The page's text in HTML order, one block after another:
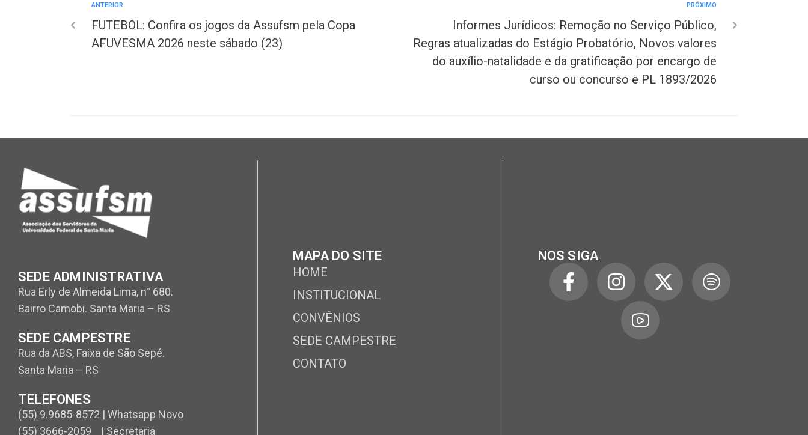
ANTERIOR
FUTEBOL: Confira os jogos da Assufsm pela Copa
AFUVESMA 2026 neste sábado (23)
PRÓXIMO
Informes Jurídicos: Remoção no Serviço Público,
Regras atualizadas do Estágio Probatório, Novos valores
do auxílio-natalidade e da gratificação por encargo de
curso ou concurso e PL 1893/2026
SEDE ADMINISTRATIVA
Rua Erly de Almeida Lima, n° 680.
Bairro Camobi. Santa Maria – RS
SEDE CAMPESTRE
Rua da ABS, Faixa de São Sepé.
Santa Maria – RS
TELEFONES
(55) 9.9685-8572 | Whatsapp Novo
(55) 3666-2059 | Secretaria
MAPA DO SITE
HOME
INSTITUCIONAL
CONVÊNIOS
SEDE CAMPESTRE
CONTATO
NOS SIGA